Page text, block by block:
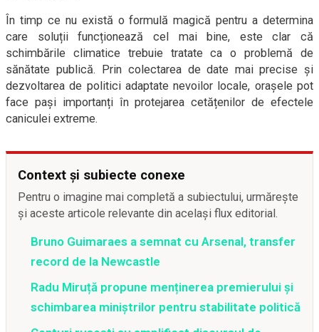
În timp ce nu există o formulă magică pentru a determina
care soluții funcționează cel mai bine, este clar că
schimbările climatice trebuie tratate ca o problemă de
sănătate publică. Prin colectarea de date mai precise și
dezvoltarea de politici adaptate nevoilor locale, orașele pot
face pași importanți în protejarea cetățenilor de efectele
caniculei extreme.
Context și subiecte conexe
Pentru o imagine mai completă a subiectului, urmărește
și aceste articole relevante din același flux editorial.
Bruno Guimaraes a semnat cu Arsenal, transfer
record de la Newcastle
Radu Miruță propune menținerea premierului și
schimbarea miniștrilor pentru stabilitate politică